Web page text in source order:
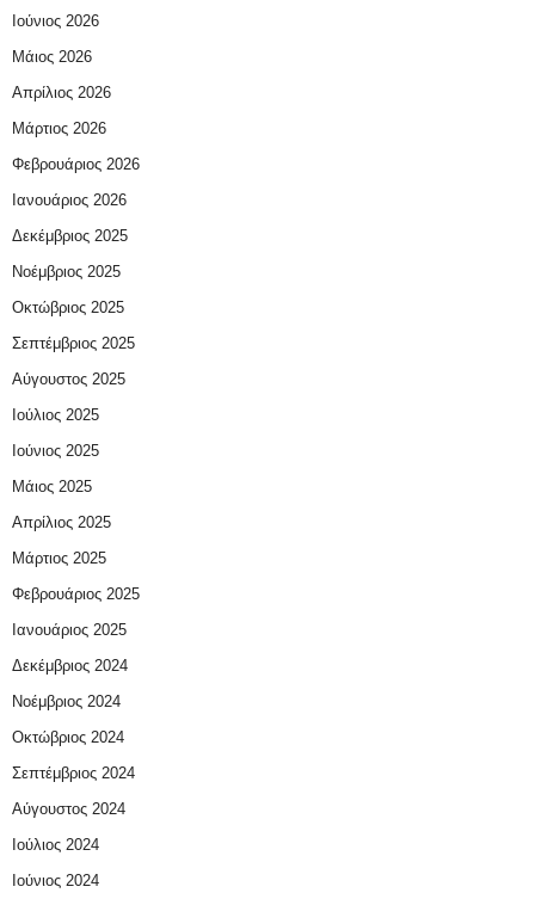
Ιούνιος 2026
Μάιος 2026
Απρίλιος 2026
Μάρτιος 2026
Φεβρουάριος 2026
Ιανουάριος 2026
Δεκέμβριος 2025
Νοέμβριος 2025
Οκτώβριος 2025
Σεπτέμβριος 2025
Αύγουστος 2025
Ιούλιος 2025
Ιούνιος 2025
Μάιος 2025
Απρίλιος 2025
Μάρτιος 2025
Φεβρουάριος 2025
Ιανουάριος 2025
Δεκέμβριος 2024
Νοέμβριος 2024
Οκτώβριος 2024
Σεπτέμβριος 2024
Αύγουστος 2024
Ιούλιος 2024
Ιούνιος 2024